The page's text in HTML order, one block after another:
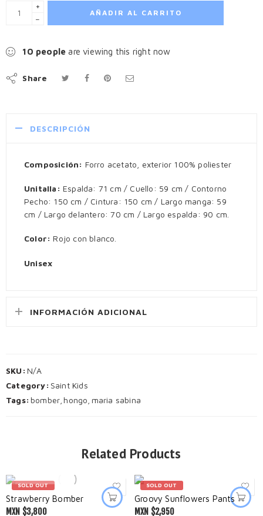
+
−
AÑADIR AL CARRITO
5 peopleare viewing this right now
Share
DESCRIPCIÓN
Composición: Forro acetato, exterior 100% poliester
Unitalla: Espalda: 71 cm / Cuello: 59 cm / Contorno
Pecho: 150 cm / Cintura: 150 cm / Largo manga: 59
cm / Largo delantero: 70 cm / Largo espalda: 90 cm.
Color: Rojo con blanco.
Unisex
INFORMACIÓN ADICIONAL
SKU: N/A
Category: Saint Kids
Tags: bomber hongo maria sabina
Related Products
SOLD OUT
Strawberry Bomber
MXN $3,800
SOLD OUT
Groovy Sunflowers Pants
MXN $2,950